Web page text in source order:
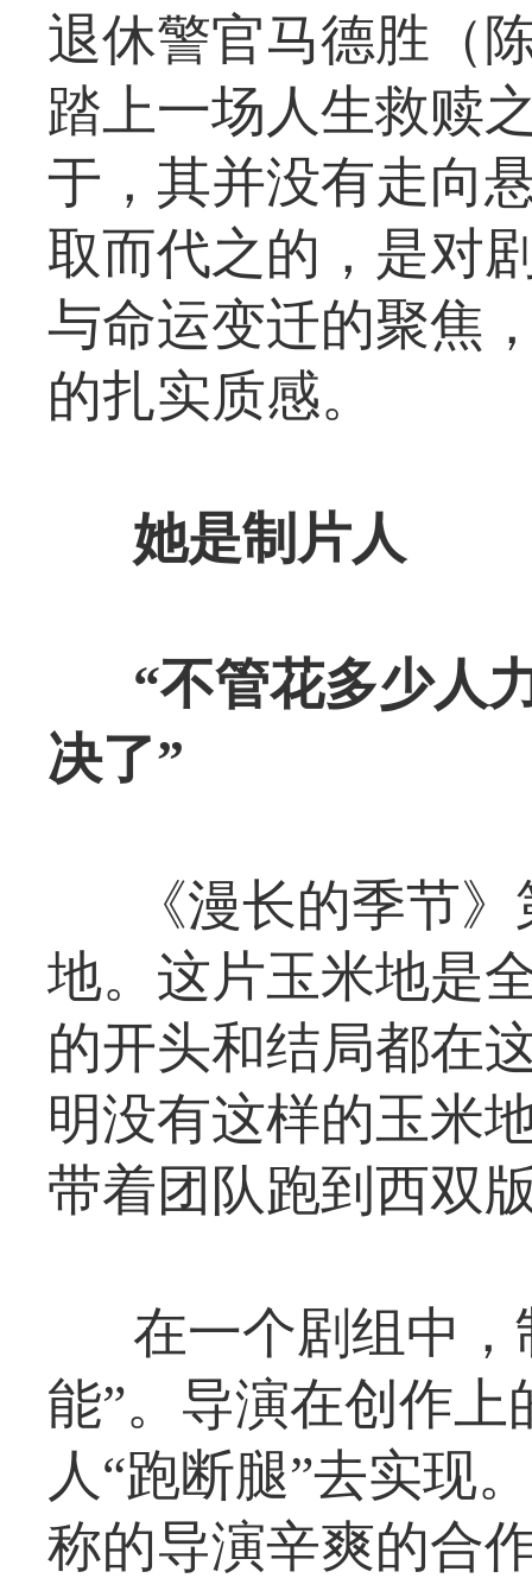
退休警官马德胜（
踏上一场人生救赎
于，其并没有走向
取而代之的，是对
与命运变迁的聚焦
的扎实质感。
她是制片人
“不管花多少人
决了”
《漫长的季节
地。这片玉米地是
的开头和结局都在
明没有这样的玉米
带着团队跑到西双
在一个剧组中
能”。导演在创作
人“跑断腿”去实现
称的导演辛爽的合